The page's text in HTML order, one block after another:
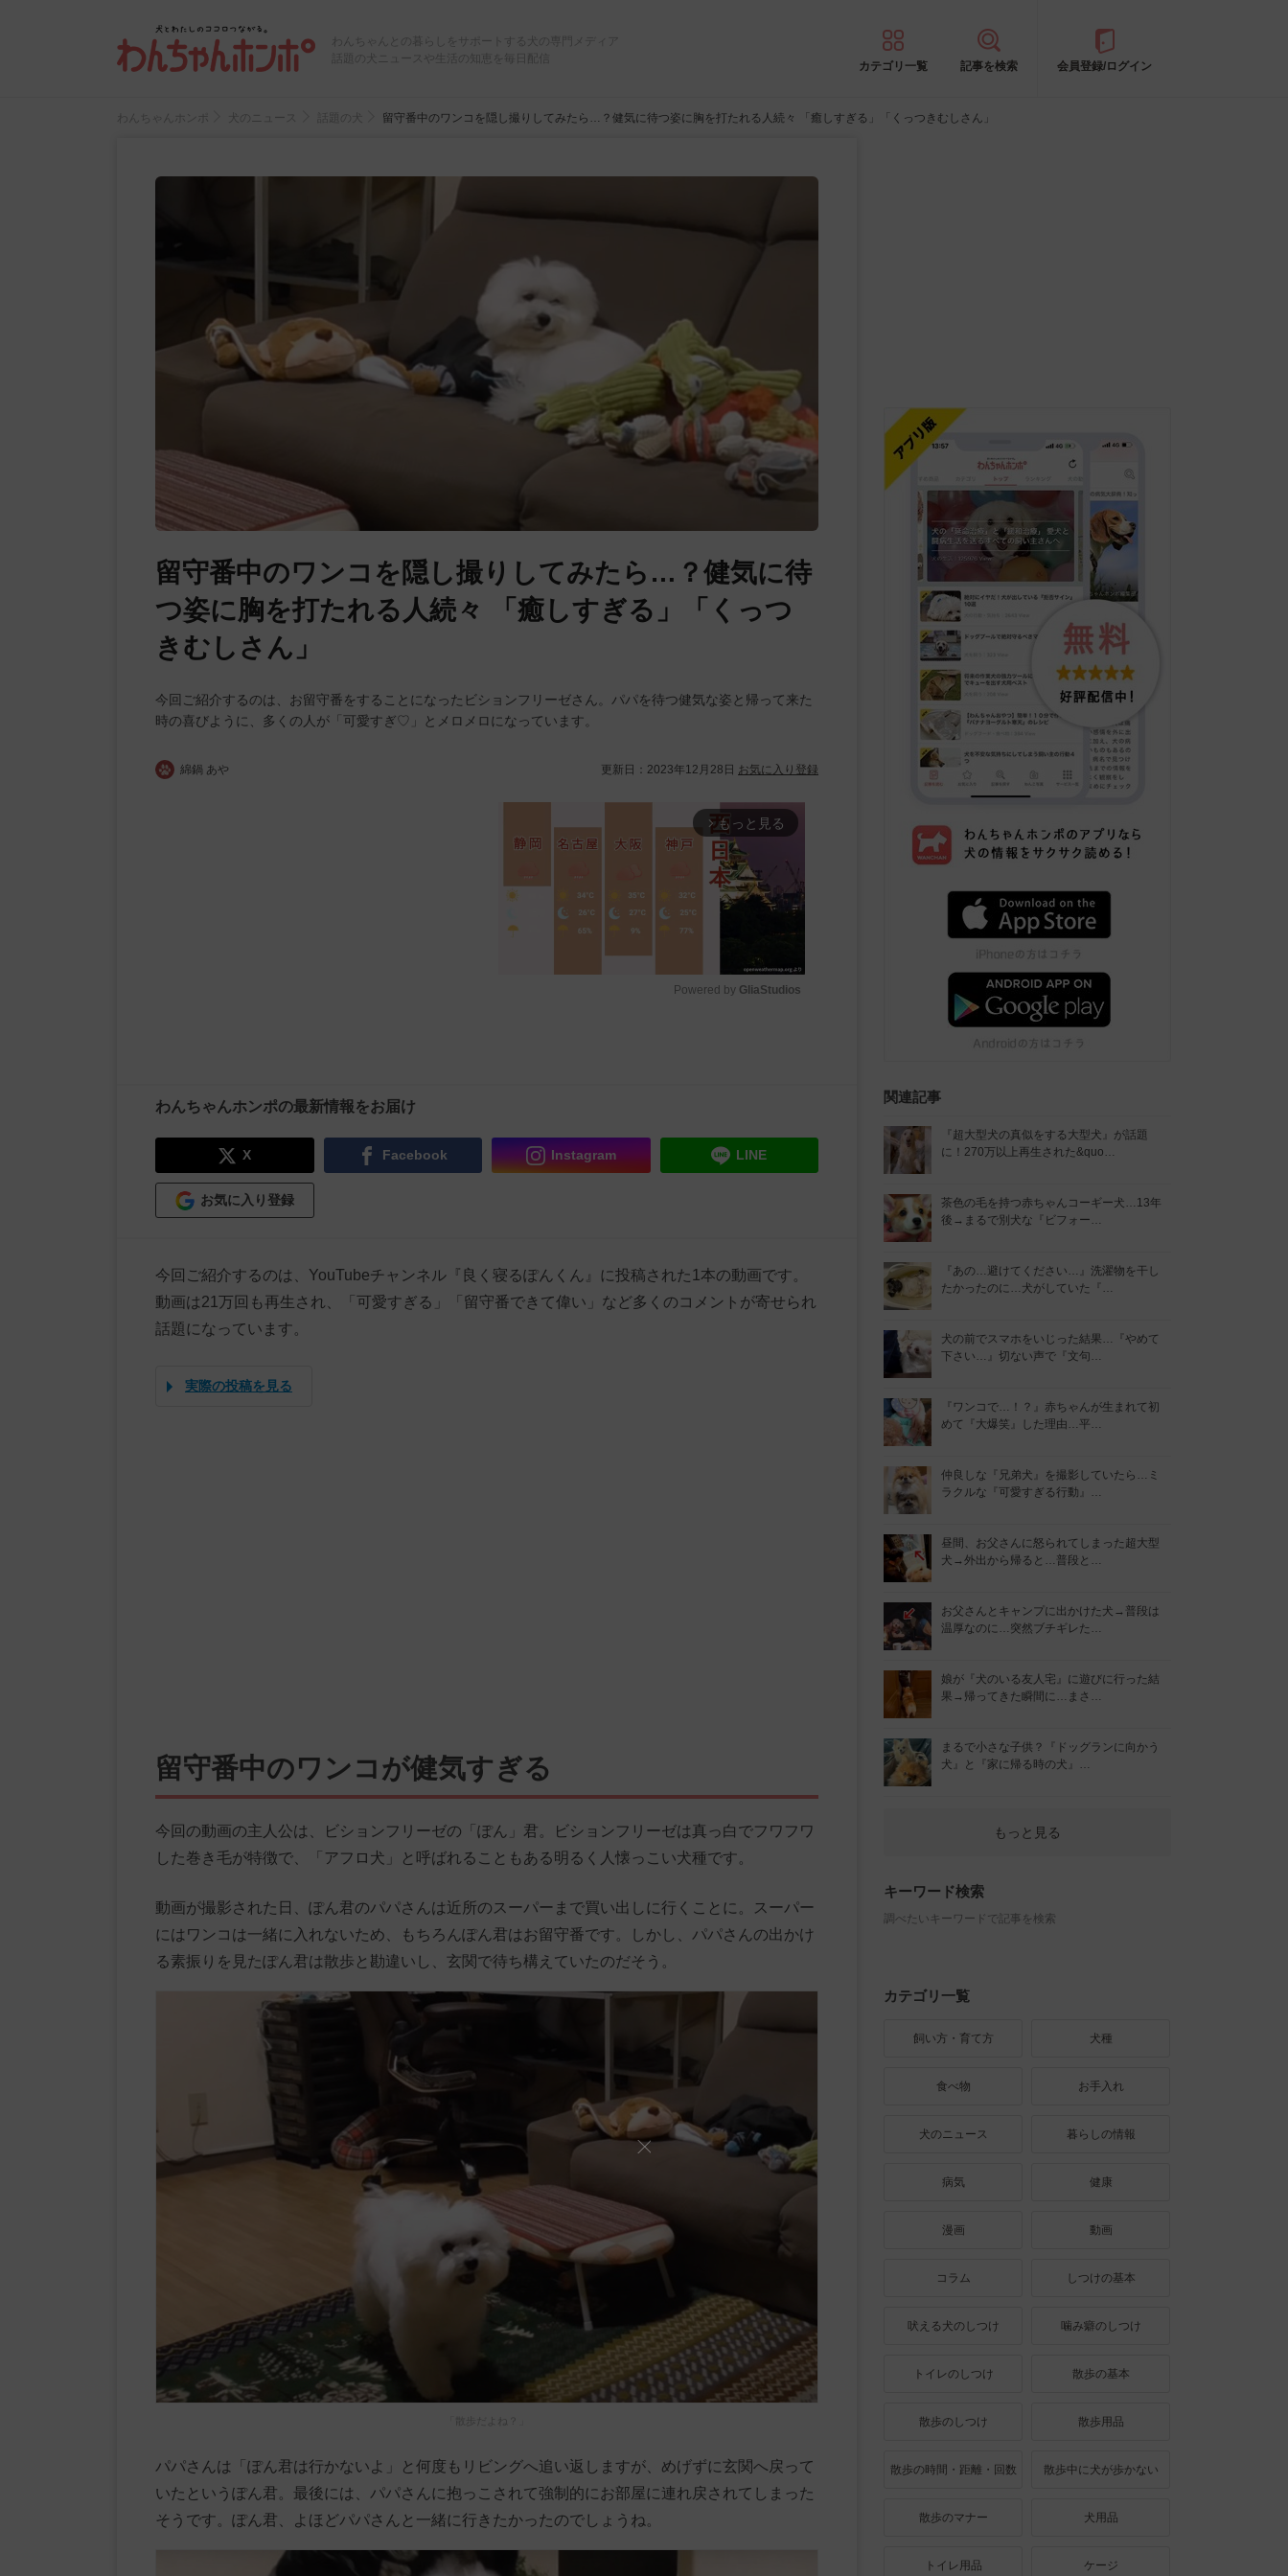
わんちゃんとの暮らしをサポートする犬の専門メディア
話題の犬ニュースや生活の知恵を毎日配信
カテゴリ一覧 記事を検索 会員登録/ログイン
わんちゃんホンポ 犬のニュース 話題の犬 留守番中のワンコを隠し撮りしてみたら…？健気に待つ姿に胸を打たれる人続々 「癒しすぎる」「くっつきむしさん」
留守番中のワンコを隠し撮りしてみたら…？健気に待
つ姿に胸を打たれる人続々 「癒しすぎる」「くっつ
きむしさん」
今回ご紹介するのは、お留守番をすることになったビションフリーゼさん。パパを待つ健気な姿と帰って来た
時の喜びように、多くの人が「可愛すぎ♡」とメロメロになっています。
綿鍋 あや 更新日： 2023年12月28日 お気に入り登録
arrow_forward_ios もっと見る
Powered by GliaStudios
わんちゃんホンポの最新情報をお届け
X Facebook Instagram LINE
お気に入り登録
今回ご紹介するのは、YouTubeチャンネル『良く寝るぽんくん』に投稿された1本の動画です。
動画は21万回も再生され、「可愛すぎる」「留守番できて偉い」など多くのコメントが寄せられ
話題になっています。
実際の投稿を見る
留守番中のワンコが健気すぎる
今回の動画の主人公は、ビションフリーゼの「ぽん」君。ビションフリーゼは真っ白でフワフワ
した巻き毛が特徴で、「アフロ犬」と呼ばれることもある明るく人懐っこい犬種です。
動画が撮影された日、ぽん君のパパさんは近所のスーパーまで買い出しに行くことに。スーパー
にはワンコは一緒に入れないため、もちろんぽん君はお留守番です。しかし、パパさんの出かけ
る素振りを見たぽん君は散歩と勘違いし、玄関で待ち構えていたのだそう。
「散歩だよね？」
パパさんは「ぽん君は行かないよ」と何度もリビングへ追い返しますが、めげずに玄関へ戻って
いたというぽん君。最後には、パパさんに抱っこされて強制的にお部屋に連れ戻されてしまった
そうです。ぽん君、よほどパパさんと一緒に行きたかったのでしょうね。
関連記事
『超大型犬の真似をする大型犬』が話題
に！270万以上再生された&quo…
茶色の毛を持つ赤ちゃんコーギー犬…13年
後→まるで別犬な『ビフォー…
『あの…避けてください…』洗濯物を干し
たかったのに…犬がしていた『…
犬の前でスマホをいじった結果…『やめて
下さい…』切ない声で『文句…
『ワンコで…！？』赤ちゃんが生まれて初
めて『大爆笑』した理由…平…
仲良しな『兄弟犬』を撮影していたら…ミ
ラクルな『可愛すぎる行動』…
昼間、お父さんに怒られてしまった超大型
犬→外出から帰ると…普段と…
お父さんとキャンプに出かけた犬→普段は
温厚なのに…突然ブチギレた…
娘が『犬のいる友人宅』に遊びに行った結
果→帰ってきた瞬間に…まさ…
まるで小さな子供？『ドッグランに向かう
犬』と『家に帰る時の犬』…
もっと見る
キーワード検索
調べたいキーワードで記事を検索
カテゴリ一覧
飼い方・育て方 犬種
食べ物 お手入れ
犬のニュース 暮らしの情報
病気 健康
漫画 動画
コラム しつけの基本
吠える犬のしつけ 噛み癖のしつけ
トイレのしつけ 散歩の基本
散歩のしつけ 散歩用品
散歩の時間・距離・回数 散歩中に犬が歩かない
散歩のマナー 犬用品
トイレ用品 ケージ